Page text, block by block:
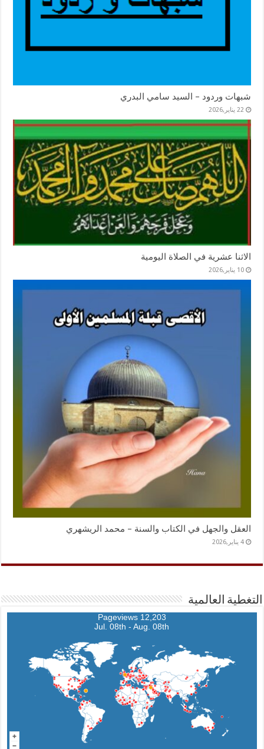
شبهات وردود – السيد سامي البدري
22 يناير,2026
الاثنا عشرية في الصلاة اليومية
10 يناير,2026
العقل والجهل في الكتاب والسنة – محمد الريشهري
4 يناير,2026
التغطية العالمية
12,203 Pageviews
Jul. 08th - Aug. 08th